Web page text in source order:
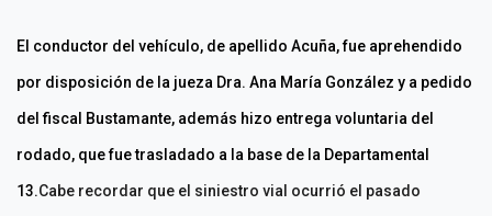
El conductor del vehículo, de apellido Acuña, fue aprehendido
por disposición de la jueza Dra. Ana María González y a pedido
del fiscal Bustamante, además hizo entrega voluntaria del
rodado, que fue trasladado a la base de la Departamental
13.Cabe recordar que el siniestro vial ocurrió el pasado